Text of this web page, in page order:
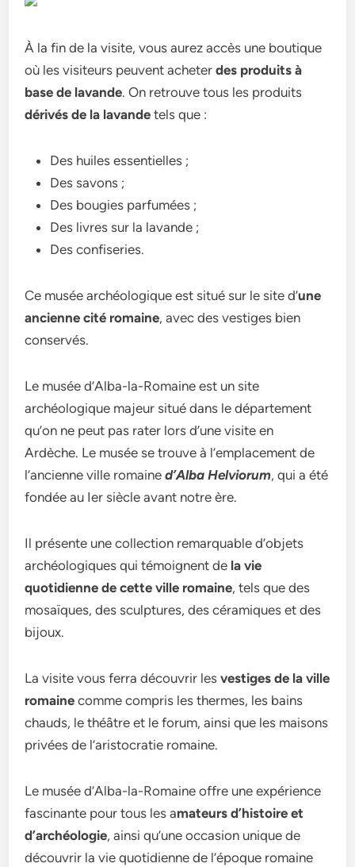
À la fin de la visite, vous aurez accès une boutique
où les visiteurs peuvent acheterdes produits à
base de lavande. On retrouve tous les produits
dérivés de la lavande tels que :
Des huiles essentielles ;
Des savons ;
Des bougies parfumées ;
Des livres sur la lavande ;
Des confiseries.
Ce musée archéologique est situé sur le site d’une
ancienne cité romaine, avec des vestiges bien
conservés.
Le musée d’Alba-la-Romaine est un site
archéologique majeur situé dans le département
qu’on ne peut pas rater lors d’une visite en
Ardèche. Le musée se trouve à l’emplacement de
l’ancienne ville romained’Alba Helviorum, qui a été
fondée au Ier siècle avant notre ère.
Il présente une collection remarquable d’objets
archéologiques qui témoignent de la vie
quotidienne de cette ville romaine, tels que des
mosaïques, des sculptures, des céramiques et des
bijoux.
La visite vous ferra découvrir lesvestiges de la ville
romaine comme compris les thermes, les bains
chauds, le théâtre et le forum, ainsi que les maisons
privées de l’aristocratie romaine.
Le musée d’Alba-la-Romaine offre une expérience
fascinante pour tous les amateurs d’histoire et
d’archéologie, ainsi qu’une occasion unique de
découvrir la vie quotidienne de l’époque romaine